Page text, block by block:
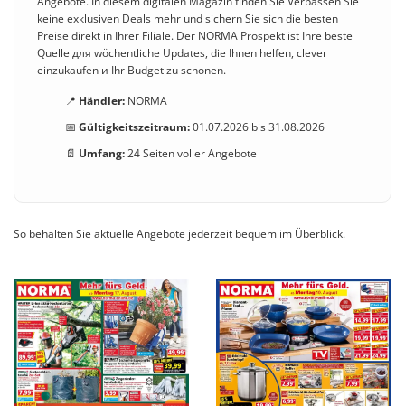
keine exкlusiven Deals mehr und sichern Sie sich die besten
Preise direkt in Ihrer Filiale. Der NORMA Prospekt ist Ihre beste
Quelle для wöchentliche Updates, die Ihnen helfen, clever
einzukaufen и Ihr Budget zu schonen.
📍 Händler:NORMA
📅 Gültigkeitszeitraum:01.07.2026 bis 31.08.2026
📄 Umfang:24 Seiten voller Angebote
So behalten Sie aktuelle Angebote jederzeit bequem im Überblick.